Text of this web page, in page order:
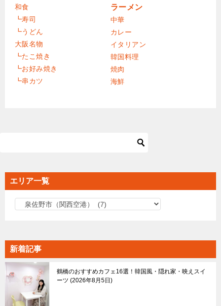
和食
┗寿司
┗うどん
大阪名物
┗たこ焼き
┗お好み焼き
┗串カツ
ラーメン
中華
カレー
イタリアン
韓国料理
焼肉
海鮮
エリア一覧
一
覧
新着記事
鶴橋のおすすめカフェ16選！韓国風・隠れ家・映えスイ
ーツ 2026年8月5日